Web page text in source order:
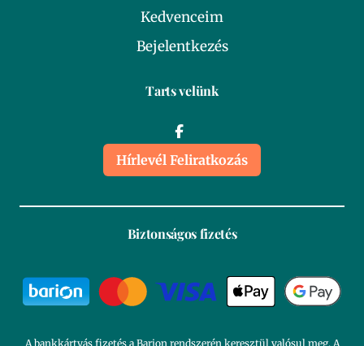
Kedvenceim
Bejelentkezés
Tarts velünk
Hírlevél Feliratkozás
Biztonságos fizetés
A bankkártyás fizetés a Barion rendszerén keresztül valósul meg. A